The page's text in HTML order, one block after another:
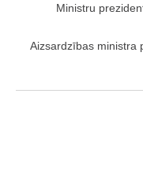
Ministru
Aizsardzības ministra